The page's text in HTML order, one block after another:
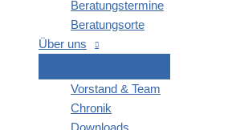
Bera­tungs­ter­mi­ne
Bera­tungs­or­te
Über uns
Vor­stand & Team
Chro­nik
Down­loads